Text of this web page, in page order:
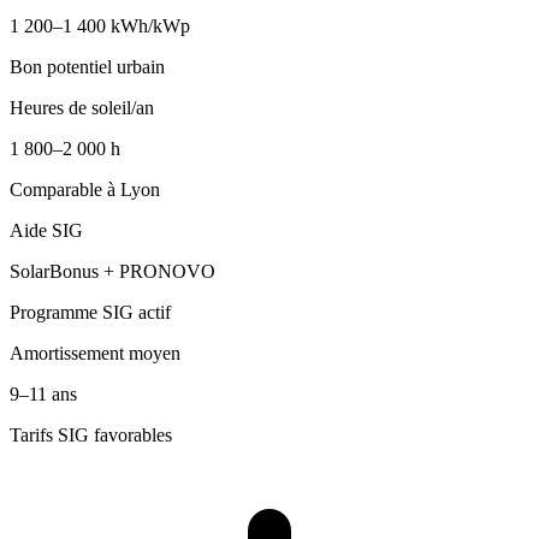
1 200–1 400 kWh/kWp
Bon potentiel urbain
Heures de soleil/an
1 800–2 000 h
Comparable à Lyon
Aide SIG
SolarBonus + PRONOVO
Programme SIG actif
Amortissement moyen
9–11 ans
Tarifs SIG favorables